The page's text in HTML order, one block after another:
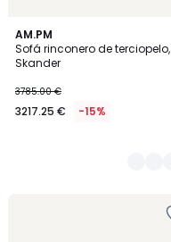
AM.PM
Sofá rinconero de terciopelo,
Skander
3785.00 €
3217.25 € -15%
15
Colores